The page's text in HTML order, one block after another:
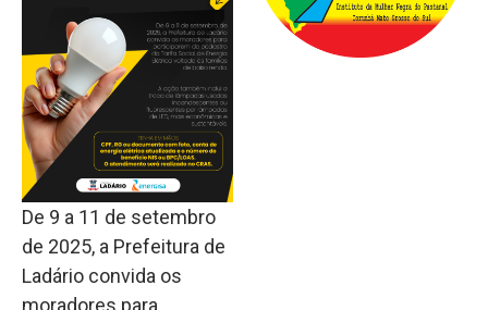
De 9 a 11 de setembro
de 2025, a Prefeitura de
Ladário convida os
moradores para